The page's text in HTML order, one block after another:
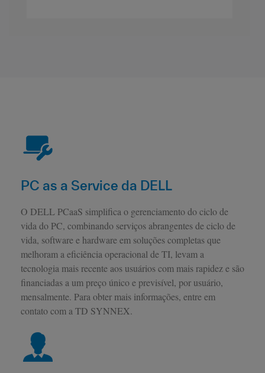
PC as a Service da DELL
O DELL PCaaS simplifica o gerenciamento do ciclo de
vida do PC, combinando serviços abrangentes de ciclo de
vida, software e hardware em soluções completas que
melhoram a eficiência operacional de TI, levam a
tecnologia mais recente aos usuários com mais rapidez e são
financiadas a um preço único e previsível, por usuário,
mensalmente. Para obter mais informações, entre em
contato com a TD SYNNEX.